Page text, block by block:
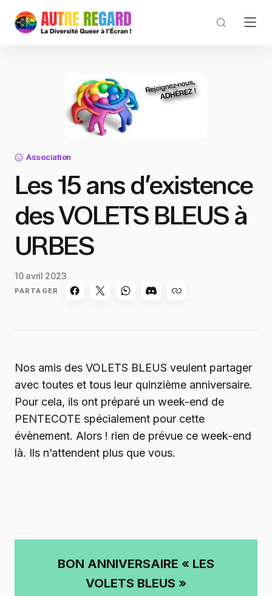
Association
Les 15 ans d’existence
des VOLETS BLEUS à
URBES
10 avril 2023
PARTAGER
Nos amis des VOLETS BLEUS veulent partager
avec toutes et tous leur quinzième anniversaire.
Pour cela, ils ont préparé un week-end de
PENTECOTE spécialement pour cette
évènement. Alors ! rien de prévue ce week-end
là. Ils n’attendent plus que vous.
BON ANNIVERSAIRE « LES
VOLETS BLEUS »